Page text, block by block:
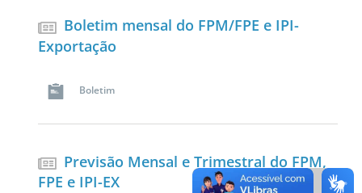
Boletim mensal do FPM/FPE e IPI-
Exportação
Boletim
Previsão Mensal e Trimestral do FPM,
FPE e IPI-EX